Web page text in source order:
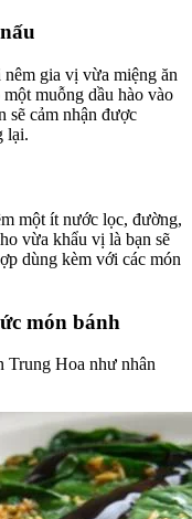
gia vị vừa miệng ăn
muỗng dầu hào vào
sẽ cảm nhận được
lại.
một ít nước lọc, đường,
vừa khẩu vị là bạn sẽ
dùng kèm với các món
món bánh
Trung Hoa như nhân